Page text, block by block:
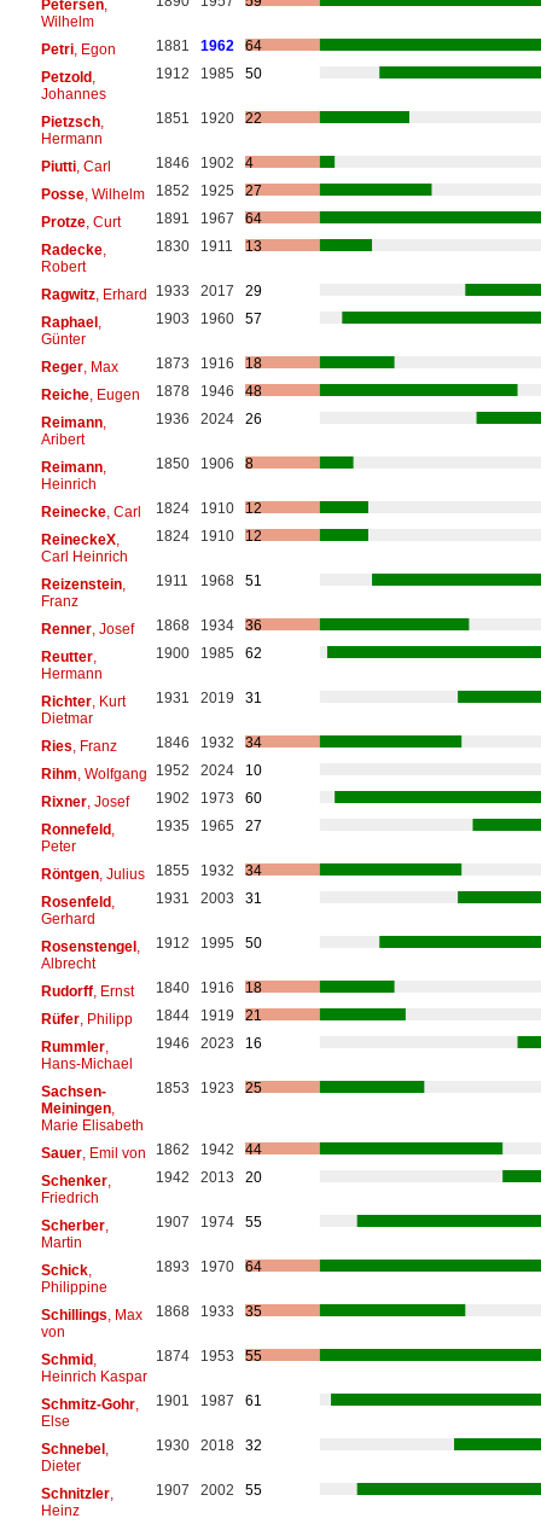
Petersen,
Wilhelm
Petri, Egon 1881 1962
64
Petzold,
Johannes
1912 1985 50
Pietzsch,
Hermann
1851 1920 22
Piutti, Carl 1846 1902
4
Posse, Wilhelm 1852 1925
27
Protze, Curt 1891 1967
64
Radecke,
Robert
1830 1911 13
Ragwitz, Erhard 1933 2017
29
Raphael,
Günter
1903 1960 57
Reger, Max 1873 1916
18
Reiche, Eugen 1878 1946
48
Reimann,
Aribert
1936 2024 26
Reimann,
Heinrich
1850 1906 8
Reinecke, Carl 1824 1910
12
ReineckeX,
Carl Heinrich
1824 1910 12
Reizenstein,
Franz
1911 1968 51
Renner, Josef 1868 1934
36
Reutter,
Hermann
1900 1985 62
Richter, Kurt
Dietmar
1931 2019 31
Ries , Franz 1846 1932
34
Rihm , Wolfgang 1952 2024
10
Rixner, Josef 1902 1973
60
Ronnefeld,
Peter
1935 1965 27
Röntgen, Julius 1855 1932
34
Rosenfeld,
Gerhard
1931 2003 31
Rosenstengel,
Albrecht
1912 1995 50
Rudorff, Ernst 1840 1916
18
Rüfer, Philipp 1844 1919
21
Rummler,
Hans-Michael
1946 2023 16
Sachsen-
Meiningen,
Marie Elisabeth
1853 1923 25
Sauer, Emil von 1862 1942
44
Schenker,
Friedrich
1942 2013 20
Scherber,
Martin
1907 1974 55
Schick,
Philippine
1893 1970 64
Schillings , Max
von
1868 1933 35
Schmid,
Heinrich Kaspar
1874 1953 55
Schmitz-Gohr,
Else
1901 1987 61
Schnebel,
Dieter
1930 2018 32
Schnitzler,
Heinz
1907 2002 55